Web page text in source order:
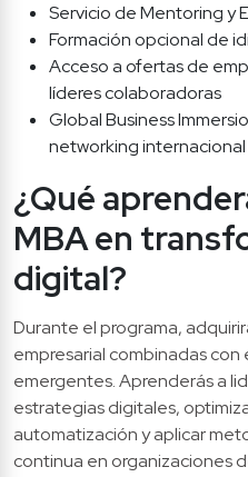
Servicio de Mentoring y
Formación opcional de
Acceso a ofertas de
líderes colaboradoras
Global Business
networking internacional
¿Qué
MBA en
digital?
Durante el programa,
empresarial combinadas
emergentes. Aprenderás a
estrategias digitales,
automatización y aplicar
continua en organizaciones